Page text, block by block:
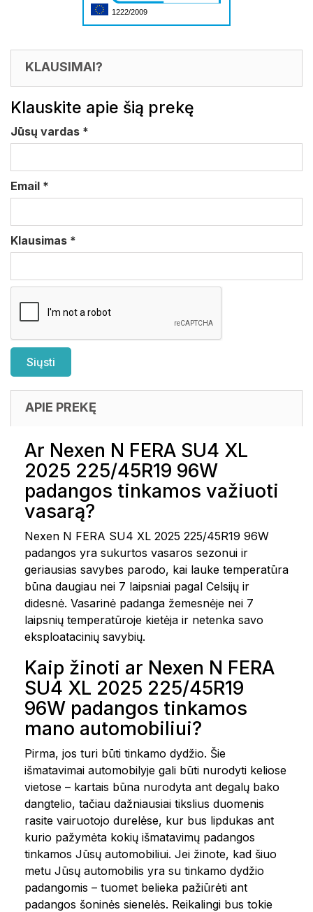
1222/2009
KLAUSIMAI?
Klauskite apie šią prekę
Jūsų vardas *
Email *
Klausimas *
APIE PREKĘ
Ar Nexen N FERA SU4 XL
2025 225/45R19 96W
padangos tinkamos važiuoti
vasarą?
Nexen N FERA SU4 XL 2025 225/45R19 96W
padangos yra sukurtos vasaros sezonui ir
geriausias savybes parodo, kai lauke temperatūra
būna daugiau nei 7 laipsniai pagal Celsijų ir
didesnė. Vasarinė padanga žemesnėje nei 7
laipsnių temperatūroje kietėja ir netenka savo
eksploatacinių savybių.
Kaip žinoti ar Nexen N FERA
SU4 XL 2025 225/45R19
96W padangos tinkamos
mano automobiliui?
Pirma, jos turi būti tinkamo dydžio. Šie
išmatavimai automobilyje gali būti nurodyti keliose
vietose – kartais būna nurodyta ant degalų bako
dangtelio, tačiau dažniausiai tikslius duomenis
rasite vairuotojo durelėse, kur bus lipdukas ant
kurio pažymėta kokių išmatavimų padangos
tinkamos Jūsų automobiliui. Jei žinote, kad šiuo
metu Jūsų automobilis yra su tinkamo dydžio
padangomis – tuomet belieka pažiūrėti ant
padangos šoninės sienelės. Reikalingi bus tokie